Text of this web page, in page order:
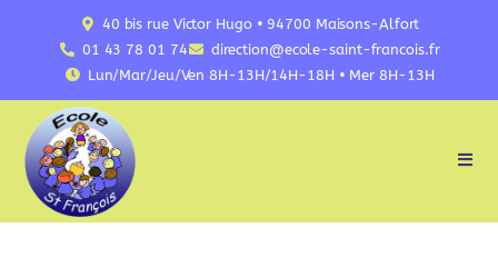
40 bis rue Victor Hugo • 94700 Maisons-Alfort
01 43 78 01 74
direction@ecole-saint-francois.fr
Lun/Mar/Jeu/Ven 8H-13H/14H-18H • Mer 8H-13H